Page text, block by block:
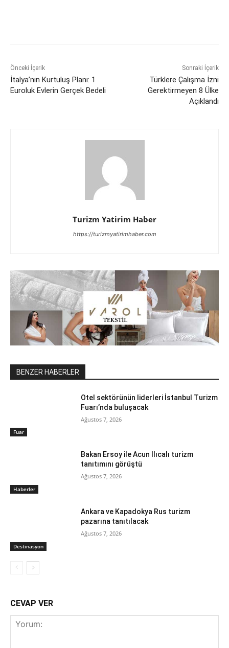
Önceki İçerik
İtalya’nın Kurtuluş Planı: 1
Euroluk Evlerin Gerçek Bedeli
Sonraki İçerik
Türklere Çalışma İzni
Gerektirmeyen 8 Ülke
Açıklandı
Turizm Yatirim Haber
https://turizmyatirimhaber.com
BENZER HABERLER
Fuar
Otel sektörünün liderleri İstanbul Turizm
Fuarı’nda buluşacak
Ağustos 7, 2026
Haberler
Bakan Ersoy ile Acun Ilıcalı turizm
tanıtımını görüştü
Ağustos 7, 2026
Destinasyon
Ankara ve Kapadokya Rus turizm
pazarına tanıtılacak
Ağustos 7, 2026
CEVAP VER